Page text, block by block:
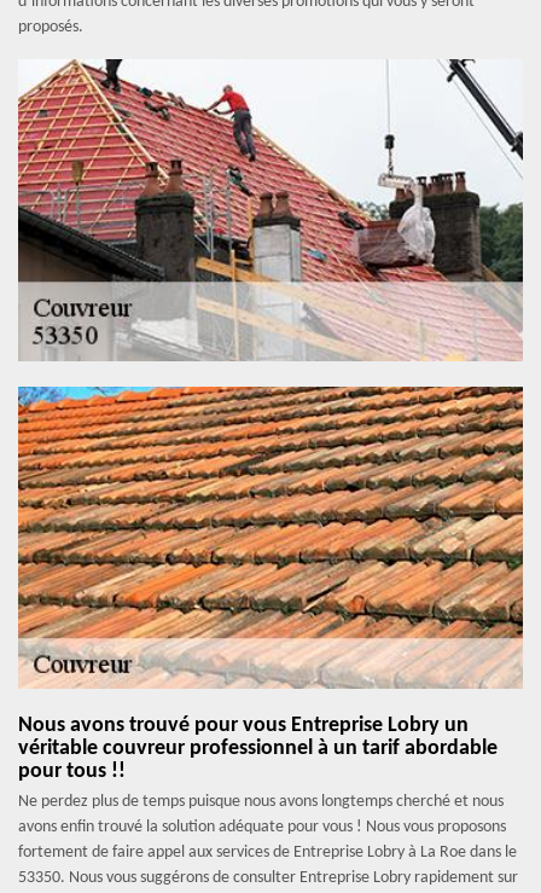
proposés.
Nous avons trouvé pour vous Entreprise Lobry un
véritable couvreur professionnel à un tarif abordable
pour tous !!
Ne perdez plus de temps puisque nous avons longtemps cherché et nous
avons enfin trouvé la solution adéquate pour vous ! Nous vous proposons
fortement de faire appel aux services de Entreprise Lobry à La Roe dans le
53350. Nous vous suggérons de consulter Entreprise Lobry rapidement sur